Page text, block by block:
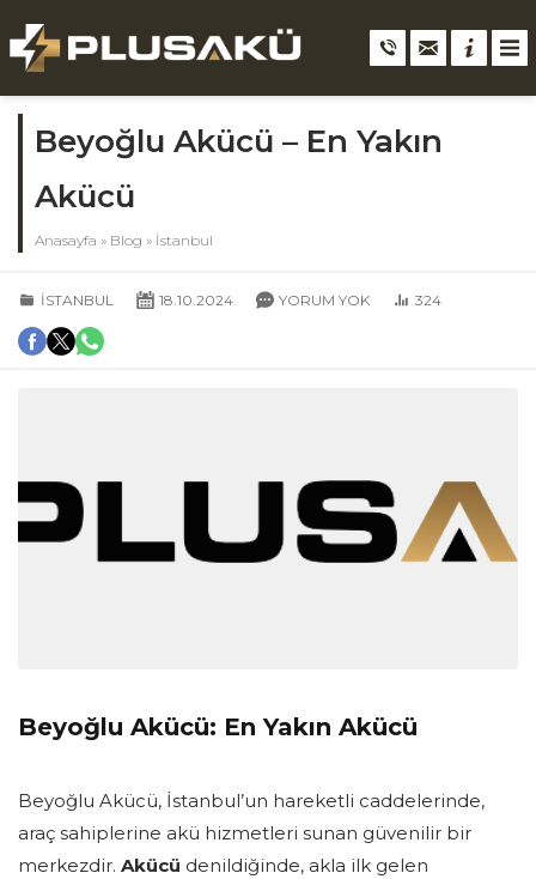
Beyoğlu Akücü – En Yakın
Akücü
Anasayfa » Blog » İstanbul
İSTANBUL 18.10.2024 YORUM YOK 324
Beyoğlu Akücü: En Yakın Akücü
Beyoğlu Akücü, İstanbul’un hareketli caddelerinde,
araç sahiplerine akü hizmetleri sunan güvenilir bir
merkezdir. Akücü denildiğinde, akla ilk gelen